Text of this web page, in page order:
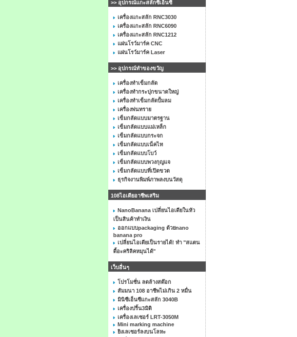
>> อุปกรณ์แกะสลักซีเอ็นซี
เครื่องแกะสลัก RNC3030
เครื่องแกะสลัก RNC6090
เครื่องแกะสลัก RNC1212
แผ่นโรว์มาร์ค CNC
แผ่นโรว์มาร์ค Laser
>> อุปกรณ์ทำของขวัญ
เครื่องทำเข็มกลัด
เครื่องทำกระปุกขนาดใหญ่
เครื่องทำเข็มกลัดปั้มลม
เครื่องพ่นทราย
เข็มกลัดแบบมาตรฐาน
เข็มกลัดแบบแม่เหล็ก
เข็มกลัดแบบกระจก
เข็มกลัดแบบเน็คไท
เข็มกลัดแบบโบว์
เข็มกลัดแบบพวงกุญแจ
เข็มกลัดแบบที่เปิดขวด
ธุรกิจงานพิมพ์ภาพลงบนวัสดุ
108ไอเดียอาชีพเสริม
NanoBanana เปลี่ยนไอเดียในหัว
เป็นสินค้าทำเงิน
ออกแบบpackaging ด้วยnano
banana pro
เปลี่ยนไอเดียเป็นรายได้! ทำ "สแตน
ดี้อะคริลิคหมุนได้"
เว็บอื่นๆ
โปรโมชั่น ลดล้างสต๊อก
สัมมนา 108 อาชีพไม่เกิน 2 หมื่น
มินิซีเอ็นซีแกะสลัก 3040B
เครื่องปริ้น3มิติ
เครื่องเลเซอร์ LRT-3050M
Mini marking machine
ยิงเลเซอร์ลงบนโลหะ